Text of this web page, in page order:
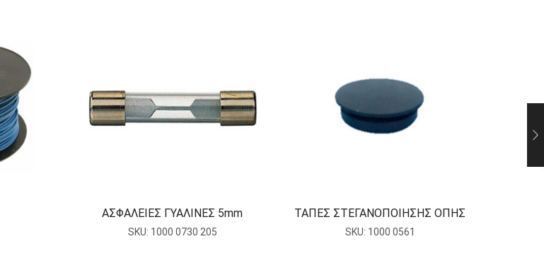
ΑΣΦΑΛΕΙΕΣ ΓΥΑΛΙΝΕΣ 5mm
SKU: 1000 0730 205
ΤΑΠΕΣ ΣΤΕΓΑΝΟΠΟΙΗΣΗΣ ΟΠΗΣ
SKU: 1000 0561